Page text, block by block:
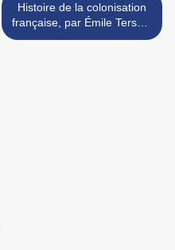
Histoire de la colonisation
française, par Émile Tersen,
1950 >